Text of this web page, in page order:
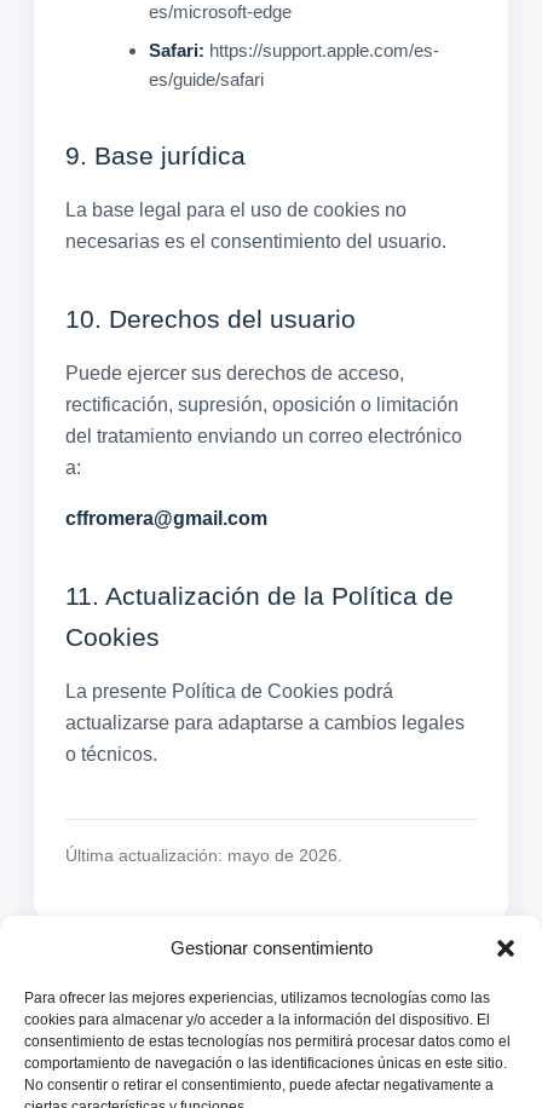
Gestionar consentimiento
Para ofrecer las mejores experiencias, utilizamos tecnologías como las
cookies para almacenar y/o acceder a la información del dispositivo. El
consentimiento de estas tecnologías nos permitirá procesar datos como el
comportamiento de navegación o las identificaciones únicas en este sitio.
No consentir o retirar el consentimiento, puede afectar negativamente a
es/microsoft-edge
Safari: https://support.apple.com/es-
es/guide/safari
9. Base jurídica
La base legal para el uso de cookies no
necesarias es el consentimiento del usuario.
10. Derechos del usuario
Puede ejercer sus derechos de acceso,
rectificación, supresión, oposición o limitación
del tratamiento enviando un correo electrónico
a:
cffromera@gmail.com
11. Actualización de la Política de
Cookies
La presente Política de Cookies podrá
actualizarse para adaptarse a cambios legales
o técnicos.
Última actualización: mayo de 2026.
F
a
c
e
o
o
I
n
s
t
a
g
r
W
h
a
t
s
a
p